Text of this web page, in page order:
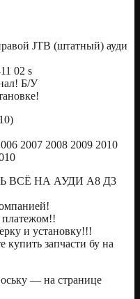
JTB (штатный) ауди
02 s
Б/У
2007 2008 2009 2010
ВСЁ НА АУДИ А8 Д3
и установку!!!
купить запчасти бу на
— на странице